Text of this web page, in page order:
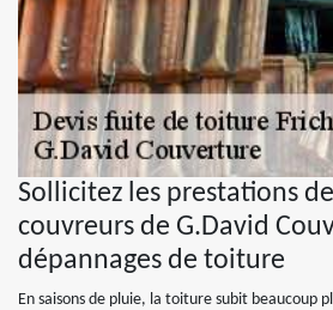
Sollicitez les prestations
couvreurs de G.David
dépannages de toiture
En saisons de pluie, la toiture subit beaucoup